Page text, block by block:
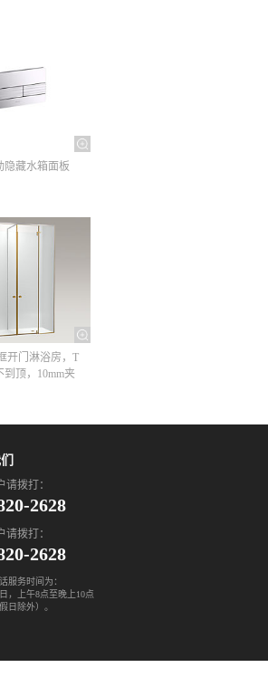
隐藏水箱面板
开门淋浴房，T
到顶，10mm夹
请拨打：
2628
请拨打：
2628
服务时间为：
，上午8点至晚上10点
日除外）。